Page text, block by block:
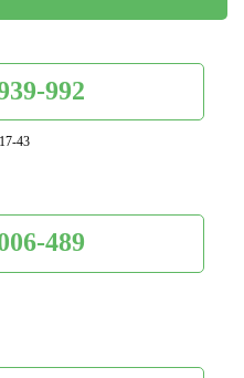
992
43
489